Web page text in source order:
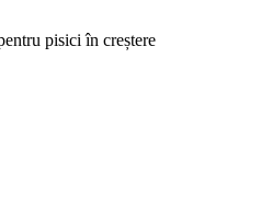
pisici în creștere